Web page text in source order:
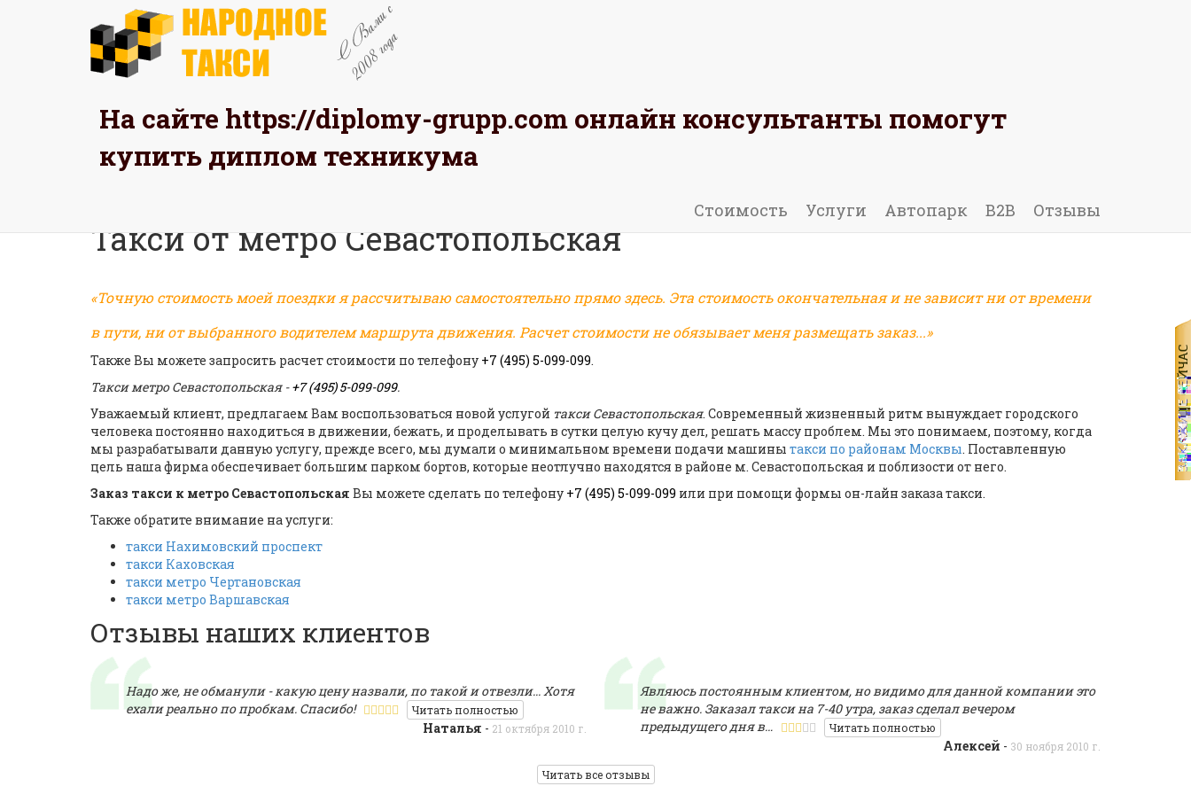
На сайте https://diplomy-grupp.com онлайн консультанты помогут
купить диплом техникума
Стоимость Услуги Автопарк B2B Отзывы
ЗАКАЖИТЕ РАССЧИТАЙТЕ ОСТАВЬТЕ ОТЗЫВ
Такси от метро Севастопольская
«Точную стоимость моей поездки я рассчитываю самостоятельно прямо здесь. Эта стоимость окончательная и не зависит ни от времени
в пути, ни от выбранного водителем маршрута движения. Расчет стоимости не обязывает меня размещать заказ...»
Также Вы можете запросить расчет стоимости по телефону +7 (495) 5-099-099.
Такси метро Севастопольская -+7 (495) 5-099-099.
Уважаемый клиент, предлагаем Вам воспользоваться новой услугой такси Севастопольская. Современный жизненный ритм вынуждает городского
человека постоянно находиться в движении, бежать, и проделывать в сутки целую кучу дел, решать массу проблем. Мы это понимаем, поэтому, когда
мы разрабатывали данную услугу, прежде всего, мы думали о минимальном времени подачи машины такси по районам Москвы. Поставленную
цель наша фирма обеспечивает большим парком бортов, которые неотлучно находятся в районе м. Севастопольская и поблизости от него.
Заказ такси к метро Севастопольская Вы можете сделать по телефону +7 (495) 5-099-099 или при помощи формы он-лайн заказа такси.
Также обратите внимание на услуги:
такси Нахимовский проспект
такси Каховская
такси метро Чертановская
такси метро Варшавская
Отзывы наших клиентов
Надо же, не обманули - какую цену назвали, по такой и отвезли... Хотя
ехали реально по пробкам. Спасибо!
Читать полностью
Наталья - 21 октября 2010 г.
Являюсь постоянным клиентом, но видимо для данной компании это
не важно. Заказал такси на 7-40 утра, заказ сделал вечером
предыдущего дня в…
Читать полностью
Алексей - 30 ноября 2010 г.
Читать все отзывы